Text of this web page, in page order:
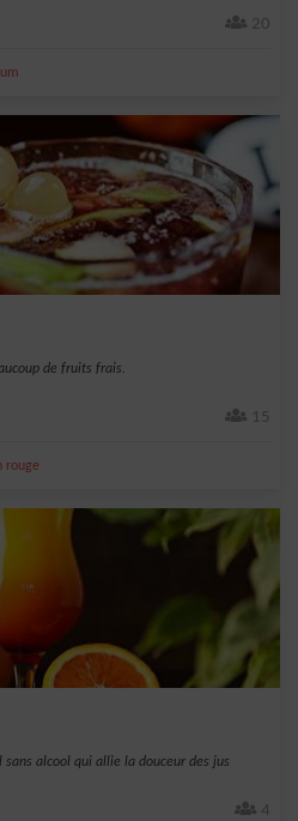
20
de fruits frais.
15
rouge
alcool qui allie la douceur des jus
4